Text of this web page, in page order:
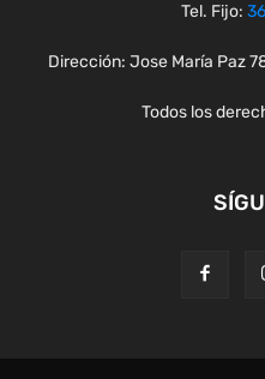
Tel. Fijo:
Dirección: Jose María Paz
Todos los